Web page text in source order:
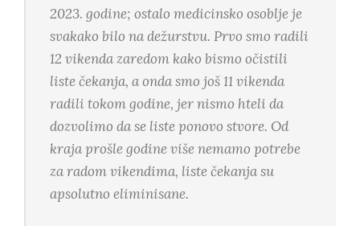
2023. godine; ostalo medicinsko osoblje je
svakako bilo na dežurstvu. Prvo smo radili
12 vikenda zaredom kako bismo očistili
liste čekanja, a onda smo još 11 vikenda
radili tokom godine, jer nismo hteli da
dozvolimo da se liste ponovo stvore. Od
kraja prošle godine više nemamo potrebe
za radom vikendima, liste čekanja su
apsolutno eliminisane.